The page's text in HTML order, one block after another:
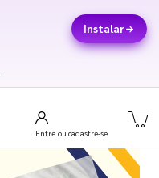
Instalar
Entre ou cadastre-se